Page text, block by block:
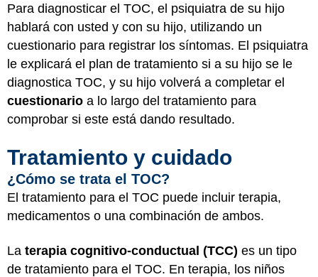
Para diagnosticar el TOC, el psiquiatra de su hijo
hablará con usted y con su hijo, utilizando un
cuestionario para registrar los síntomas. El psiquiatra
le explicará el plan de tratamiento si a su hijo se le
diagnostica TOC, y su hijo volverá a completar el
cuestionario a lo largo del tratamiento para
comprobar si este está dando resultado.
Tratamiento y cuidado
¿Cómo se trata el TOC?
El tratamiento para el TOC puede incluir terapia,
medicamentos o una combinación de ambos.
La terapia cognitivo-conductual (TCC) es un tipo
de tratamiento para el TOC. En terapia, los niños